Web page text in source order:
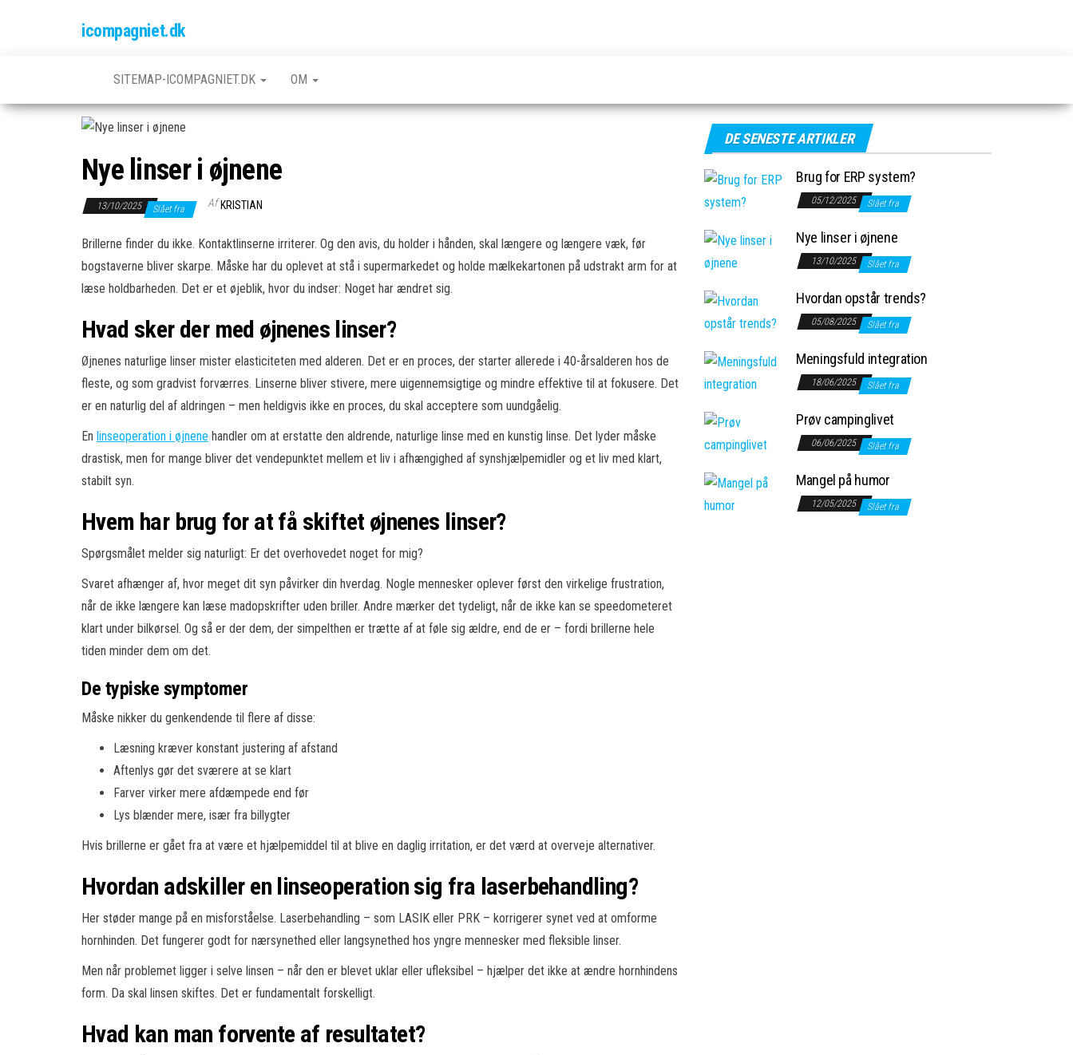
icompagniet.dk
SITEMAP-ICOMPAGNIET.DK OM
Nye linser i øjnene
13/10/2025 Slået fra Af KRISTIAN
Brillerne finder du ikke. Kontaktlinserne irriterer. Og den avis, du holder i hånden, skal længere og længere væk, før
bogstaverne bliver skarpe. Måske har du oplevet at stå i supermarkedet og holde mælkekartonen på udstrakt arm for at
læse holdbarheden. Det er et øjeblik, hvor du indser: Noget har ændret sig.
Hvad sker der med øjnenes linser?
Øjnenes naturlige linser mister elasticiteten med alderen. Det er en proces, der starter allerede i 40-årsalderen hos de
fleste, og som gradvist forværres. Linserne bliver stivere, mere uigennemsigtige og mindre effektive til at fokusere. Det
er en naturlig del af aldringen – men heldigvis ikke en proces, du skal acceptere som uundgåelig.
En linseoperation i øjnene handler om at erstatte den aldrende, naturlige linse med en kunstig linse. Det lyder måske
drastisk, men for mange bliver det vendepunktet mellem et liv i afhængighed af synshjælpemidler og et liv med klart,
stabilt syn.
Hvem har brug for at få skiftet øjnenes linser?
Spørgsmålet melder sig naturligt: Er det overhovedet noget for mig?
Svaret afhænger af, hvor meget dit syn påvirker din hverdag. Nogle mennesker oplever først den virkelige frustration,
når de ikke længere kan læse madopskrifter uden briller. Andre mærker det tydeligt, når de ikke kan se speedometeret
klart under bilkørsel. Og så er der dem, der simpelthen er trætte af at føle sig ældre, end de er – fordi brillerne hele
tiden minder dem om det.
De typiske symptomer
Måske nikker du genkendende til flere af disse:
Læsning kræver konstant justering af afstand
Aftenlys gør det sværere at se klart
Farver virker mere afdæmpede end før
Lys blænder mere, især fra billygter
Hvis brillerne er gået fra at være et hjælpemiddel til at blive en daglig irritation, er det værd at overveje alternativer.
Hvordan adskiller en linseoperation sig fra laserbehandling?
Her støder mange på en misforståelse. Laserbehandling – som LASIK eller PRK – korrigerer synet ved at omforme
hornhinden. Det fungerer godt for nærsynethed eller langsynethed hos yngre mennesker med fleksible linser.
Men når problemet ligger i selve linsen – når den er blevet uklar eller ufleksibel – hjælper det ikke at ændre hornhindens
form. Da skal linsen skiftes. Det er fundamentalt forskelligt.
Hvad kan man forvente af resultatet?
DE SENESTE ARTIKLER
Brug for ERP system?
05/12/2025 Slået fra
Nye linser i øjnene
13/10/2025 Slået fra
Hvordan opstår trends?
05/08/2025 Slået fra
Meningsfuld integration
18/06/2025 Slået fra
Prøv campinglivet
06/06/2025 Slået fra
Mangel på humor
12/05/2025 Slået fra